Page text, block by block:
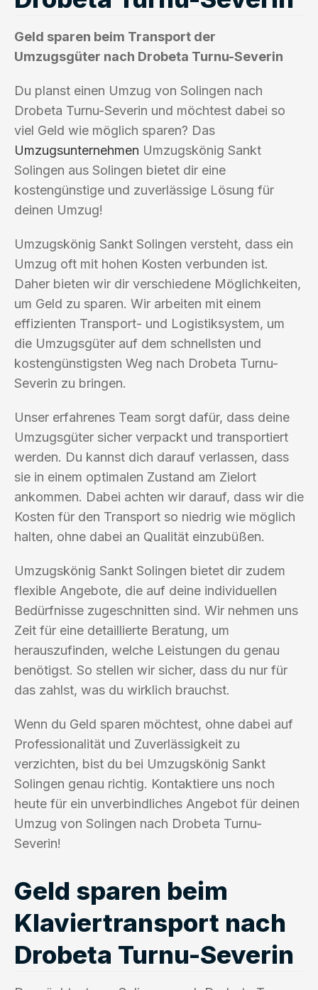
Geld sparen beim Transport der
Umzugsgüter nach Drobeta Turnu-Severin
Du planst einen Umzug von Solingen nach
Drobeta Turnu-Severin und möchtest dabei so
viel Geld wie möglich sparen? Das
Umzugsunternehmen Umzugskönig Sankt
Solingen aus Solingen bietet dir eine
kostengünstige und zuverlässige Lösung für
deinen Umzug!
Umzugskönig Sankt Solingen versteht, dass ein
Umzug oft mit hohen Kosten verbunden ist.
Daher bieten wir dir verschiedene Möglichkeiten,
um Geld zu sparen. Wir arbeiten mit einem
effizienten Transport- und Logistiksystem, um
die Umzugsgüter auf dem schnellsten und
kostengünstigsten Weg nach Drobeta Turnu-
Severin zu bringen.
Unser erfahrenes Team sorgt dafür, dass deine
Umzugsgüter sicher verpackt und transportiert
werden. Du kannst dich darauf verlassen, dass
sie in einem optimalen Zustand am Zielort
ankommen. Dabei achten wir darauf, dass wir die
Kosten für den Transport so niedrig wie möglich
halten, ohne dabei an Qualität einzubüßen.
Umzugskönig Sankt Solingen bietet dir zudem
flexible Angebote, die auf deine individuellen
Bedürfnisse zugeschnitten sind. Wir nehmen uns
Zeit für eine detaillierte Beratung, um
herauszufinden, welche Leistungen du genau
benötigst. So stellen wir sicher, dass du nur für
das zahlst, was du wirklich brauchst.
Wenn du Geld sparen möchtest, ohne dabei auf
Professionalität und Zuverlässigkeit zu
verzichten, bist du bei Umzugskönig Sankt
Solingen genau richtig. Kontaktiere uns noch
heute für ein unverbindliches Angebot für deinen
Umzug von Solingen nach Drobeta Turnu-
Severin!
Geld sparen beim
Klaviertransport nach
Drobeta Turnu-Severin